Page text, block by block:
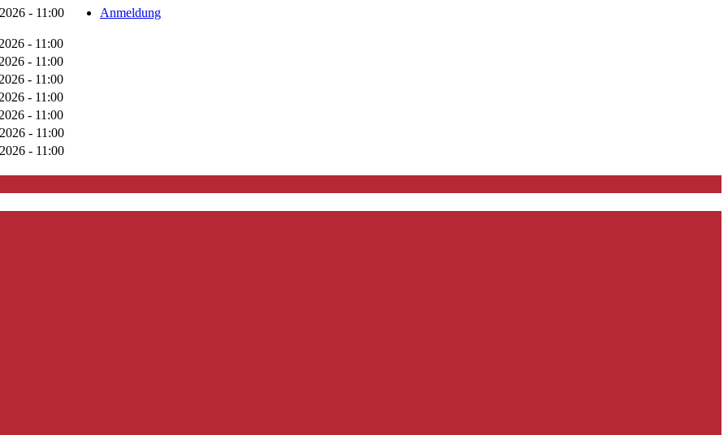
- 11:00 Anmeldung
- 11:00
- 11:00
- 11:00
- 11:00
- 11:00
- 11:00
- 11:00